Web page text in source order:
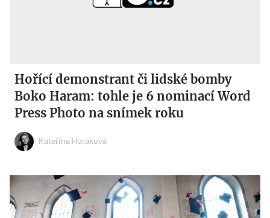
Hořící demonstrant či lidské bomby
Boko Haram: tohle je 6 nominací Word
Press Photo na snímek roku
Kateřina Horáková